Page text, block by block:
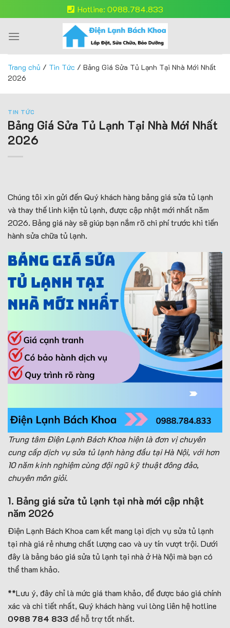
to
content
Hotline: 0988.784.833
Trang chủ / Tin Tức / Bảng Giá Sửa Tủ Lạnh Tại Nhà Mới Nhất
2026
TIN TỨC
Bảng Giá Sửa Tủ Lạnh Tại Nhà Mới Nhất
2026
Chúng tôi xin gửi đến Quý khách hàng bảng giá sửa tủ lạnh
và thay thế linh kiện tủ lạnh, được cập nhật mới nhất năm
2026. Bảng giá này sẽ giúp bạn nắm rõ chi phí trước khi tiến
hành sửa chữa tủ lạnh.
Trung tâm Điện Lạnh Bách Khoa hiện là đơn vị chuyên
cung cấp dịch vụ sửa tủ lạnh hàng đầu tại Hà Nội, với hơn
10 năm kinh nghiệm cùng đội ngũ kỹ thuật đông đảo,
chuyên môn giỏi.
1. Bảng giá sửa tủ lạnh tại nhà mới cập nhật
năm 2026
Điện Lạnh Bách Khoa cam kết mang lại dịch vụ sửa tủ lạnh
tại nhà giá rẻ nhưng chất lượng cao và uy tín vượt trội. Dưới
đây là bảng báo giá sửa tủ lạnh tại nhà ở Hà Nội mà bạn có
thể tham khảo.
**Lưu ý, đây chỉ là mức giá tham khảo, để được báo giá chính
xác và chi tiết nhất, Quý khách hàng vui lòng liên hệ hotline
0988 784 833 để hỗ trợ tốt nhất.